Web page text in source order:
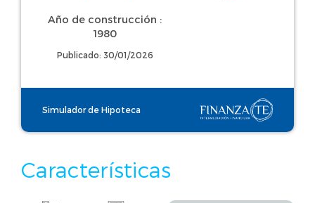
Año de construcción :
1980
Publicado: 30/01/2026
Simulador de Hipoteca
Características